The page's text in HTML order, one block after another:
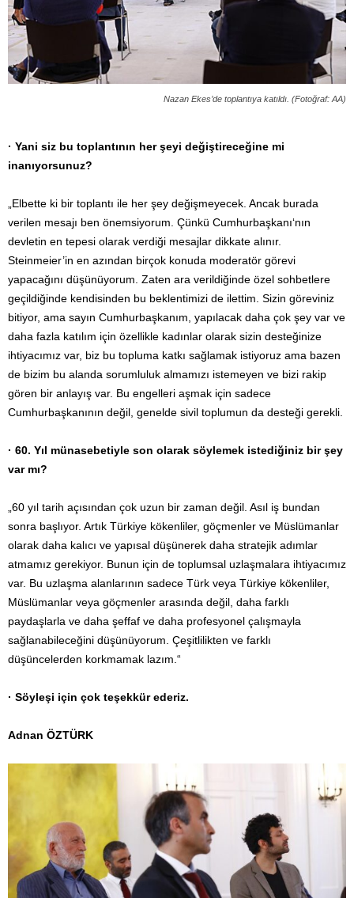
Nazan Ekes’de toplantıya katıldı. (Fotoğraf: AA)
· Yani siz bu toplantının her şeyi değiştireceğine mi
inanıyorsunuz?
„Elbette ki bir toplantı ile her şey değişmeyecek. Ancak burada
verilen mesajı ben önemsiyorum. Çünkü Cumhurbaşkanı‘nın
devletin en tepesi olarak verdiği mesajlar dikkate alınır.
Steinmeier’in en azından birçok konuda moderatör görevi
yapacağını düşünüyorum. Zaten ara verildiğinde özel sohbetlere
geçildiğinde kendisinden bu beklentimizi de ilettim. Sizin göreviniz
bitiyor, ama sayın Cumhurbaşkanım, yapılacak daha çok şey var ve
daha fazla katılım için özellikle kadınlar olarak sizin desteğinize
ihtiyacımız var, biz bu topluma katkı sağlamak istiyoruz ama bazen
de bizim bu alanda sorumluluk almamızı istemeyen ve bizi rakip
gören bir anlayış var. Bu engelleri aşmak için sadece
Cumhurbaşkanının değil, genelde sivil toplumun da desteği gerekli.
· 60. Yıl münasebetiyle son olarak söylemek istediğiniz bir şey
var mı?
„60 yıl tarih açısından çok uzun bir zaman değil. Asıl iş bundan
sonra başlıyor. Artık Türkiye kökenliler, göçmenler ve Müslümanlar
olarak daha kalıcı ve yapısal düşünerek daha stratejik adımlar
atmamız gerekiyor. Bunun için de toplumsal uzlaşmalara ihtiyacımız
var. Bu uzlaşma alanlarının sadece Türk veya Türkiye kökenliler,
Müslümanlar veya göçmenler arasında değil, daha farklı
paydaşlarla ve daha şeffaf ve daha profesyonel çalışmayla
sağlanabileceğini düşünüyorum. Çeşitlilikten ve farklı
düşüncelerden korkmamak lazım.“
· Söyleşi için çok teşekkür ederiz.
Adnan ÖZTÜRK